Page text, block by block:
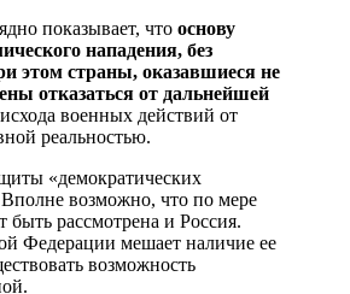
показывает, что основу
нападения, без
этом страны, оказавшиеся не
отказаться от дальнейшей
военных действий от
реальностью.
«демократических
Вполне возможно, что по мере
быть рассмотрена и Россия.
Федерации мешает наличие ее
возможность